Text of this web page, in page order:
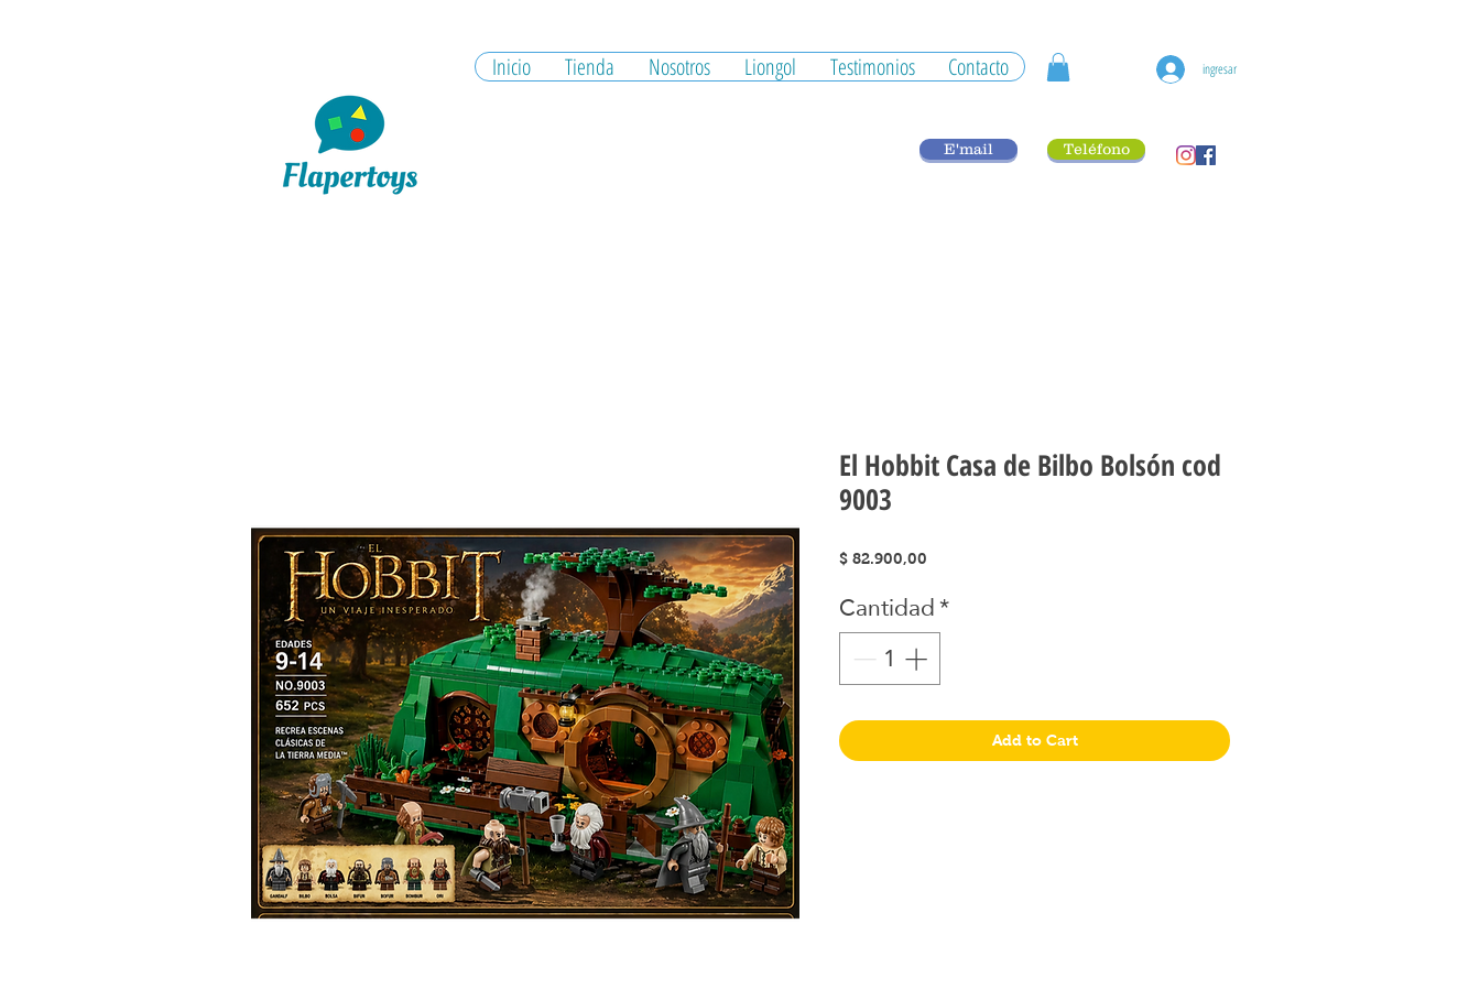
Inicio Tienda Nosotros Liongol Testimonios Contacto ingresar
E'mail Teléfono
El Hobbit Casa de Bilbo Bolsón cod
9003
$ 82.900,00
Cantidad*
Add to Cart